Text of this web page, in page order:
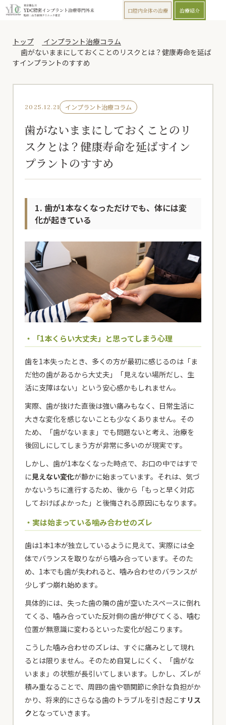
口腔内全体の治療 治療紹介
トップ
インプラント治療コラム
歯がないままにしておくことのリスクとは？健康寿命を延ば
すインプラントのすすめ
2025.12.21 インプラント治療コラム
歯がないままにしておくことのリ
スクとは？健康寿命を延ばすイン
プラントのすすめ
1. 歯が1本なくなっただけでも、体には変
化が起きている
・「1本くらい大丈夫」と思ってしまう心理
歯を1本失ったとき、多くの方が最初に感じるのは「ま
だ他の歯があるから大丈夫」「見えない場所だし、生
活に支障はない」という安心感かもしれません。
実際、歯が抜けた直後は強い痛みもなく、日常生活に
大きな変化を感じないことも少なくありません。その
ため、「歯がないまま」でも問題ないと考え、治療を
後回しにしてしまう方が非常に多いのが現実です。
しかし、歯が1本なくなった時点で、お口の中ではすで
に見えない変化が静かに始まっています。それは、気づ
かないうちに進行するため、後から「もっと早く対応
しておけばよかった」と後悔される原因にもなります。
・実は始まっている噛み合わせのズレ
歯は1本1本が独立しているように見えて、実際には全
体でバランスを取りながら噛み合っています。そのた
め、1本でも歯が失われると、噛み合わせのバランスが
少しずつ崩れ始めます。
具体的には、失った歯の隣の歯が空いたスペースに倒れ
てくる、噛み合っていた反対側の歯が伸びてくる、噛む
位置が無意識に変わるといった変化が起こります。
こうした噛み合わせのズレは、すぐに痛みとして現れ
るとは限りません。そのため自覚しにくく、「歯がな
いまま」の状態が長引いてしまいます。しかし、ズレが
積み重なることで、周囲の歯や顎関節に余計な負担がか
かり、将来的にさらなる歯のトラブルを引き起こす リス
クとなっていきます。